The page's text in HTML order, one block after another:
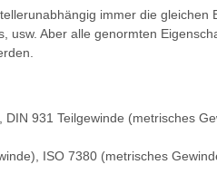
immer die
usw. Aber alle genormten
931 Teilgewinde (metrisches
ISO 7380 (metrisches